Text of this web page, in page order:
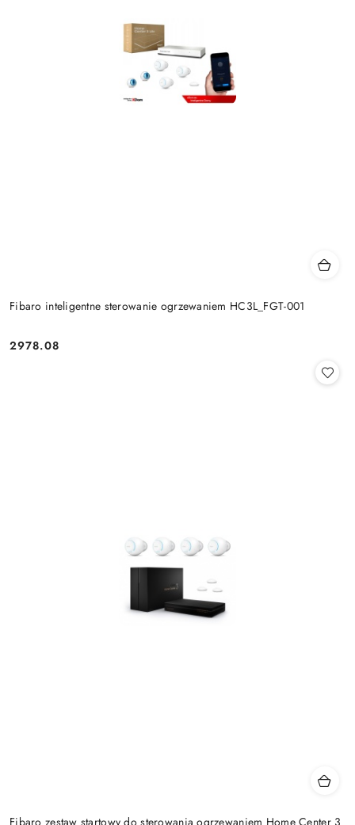
Fibaro inteligentne sterowanie ogrzewaniem HC3L_FGT-001
Cena:
2978.08